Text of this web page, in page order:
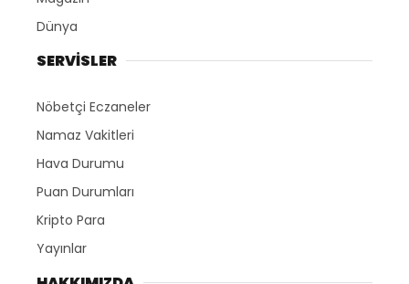
Dünya
SERVİSLER
Nöbetçi Eczaneler
Namaz Vakitleri
Hava Durumu
Puan Durumları
Kripto Para
Yayınlar